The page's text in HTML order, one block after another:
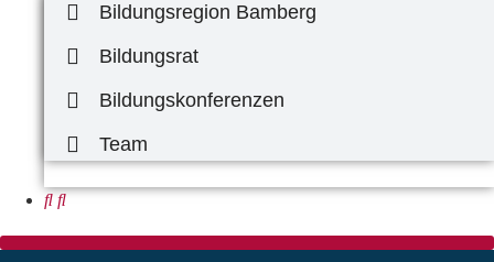
Bildungsregion Bamberg
Bildungsrat
Bildungskonferenzen
Team